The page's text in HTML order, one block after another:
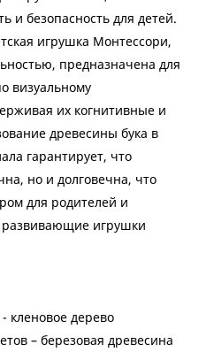
и безопасность для детей.
игрушка Монтессори,
предназначена для
визуальному
их когнитивные и
древесины бука в
гарантирует, что
но и долговечна, что
для родителей и
игрушки
кленовое дерево
– березовая древесина